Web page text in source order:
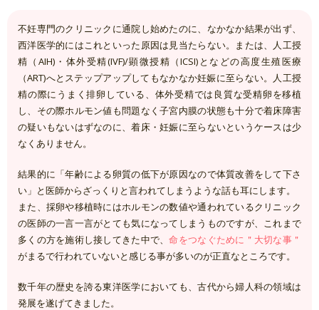
不妊専門のクリニックに通院し始めたのに、なかなか結果が出ず、
西洋医学的にはこれといった原因は見当たらない。または、人工授
精（AIH)・体外受精(IVF)/顕微授精（ICSI)となどの高度生殖医療
（ART)へとステップアップしてもなかなか妊娠に至らない。人工授
精の際にうまく排卵している、体外受精では良質な受精卵を移植
し、その際ホルモン値も問題なく子宮内膜の状態も十分で着床障害
の疑いもないはずなのに、着床・妊娠に至らないというケースは少
なくありません。
結果的に「年齢による卵質の低下が原因なので体質改善をして下さ
い」と医師からざっくりと言われてしまうような話も耳にします。
また、採卵や移植時にはホルモンの数値や通われているクリニック
の医師の一言一言がとても気になってしまうものですが、これまで
多くの方を施術し接してきた中で、命をつなぐために＂大切な事＂
がまるで行われていないと感じる事が多いのが正直なところです。
数千年の歴史を誇る東洋医学においても、古代から婦人科の領域は
発展を遂げてきました。